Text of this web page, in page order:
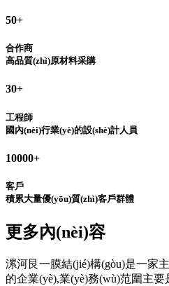
50+
合作商
高品質(zhì)原材料采購
30+
工程師
國內(nèi)行業(yè)的設(shè)計人員
10000+
客戶
積累大量優(yōu)質(zhì)客戶群體
更多內(nèi)容
漯河艮一膜結(jié)構(gòu)是一家
的企業(yè),業(yè)務(wù)范圍主